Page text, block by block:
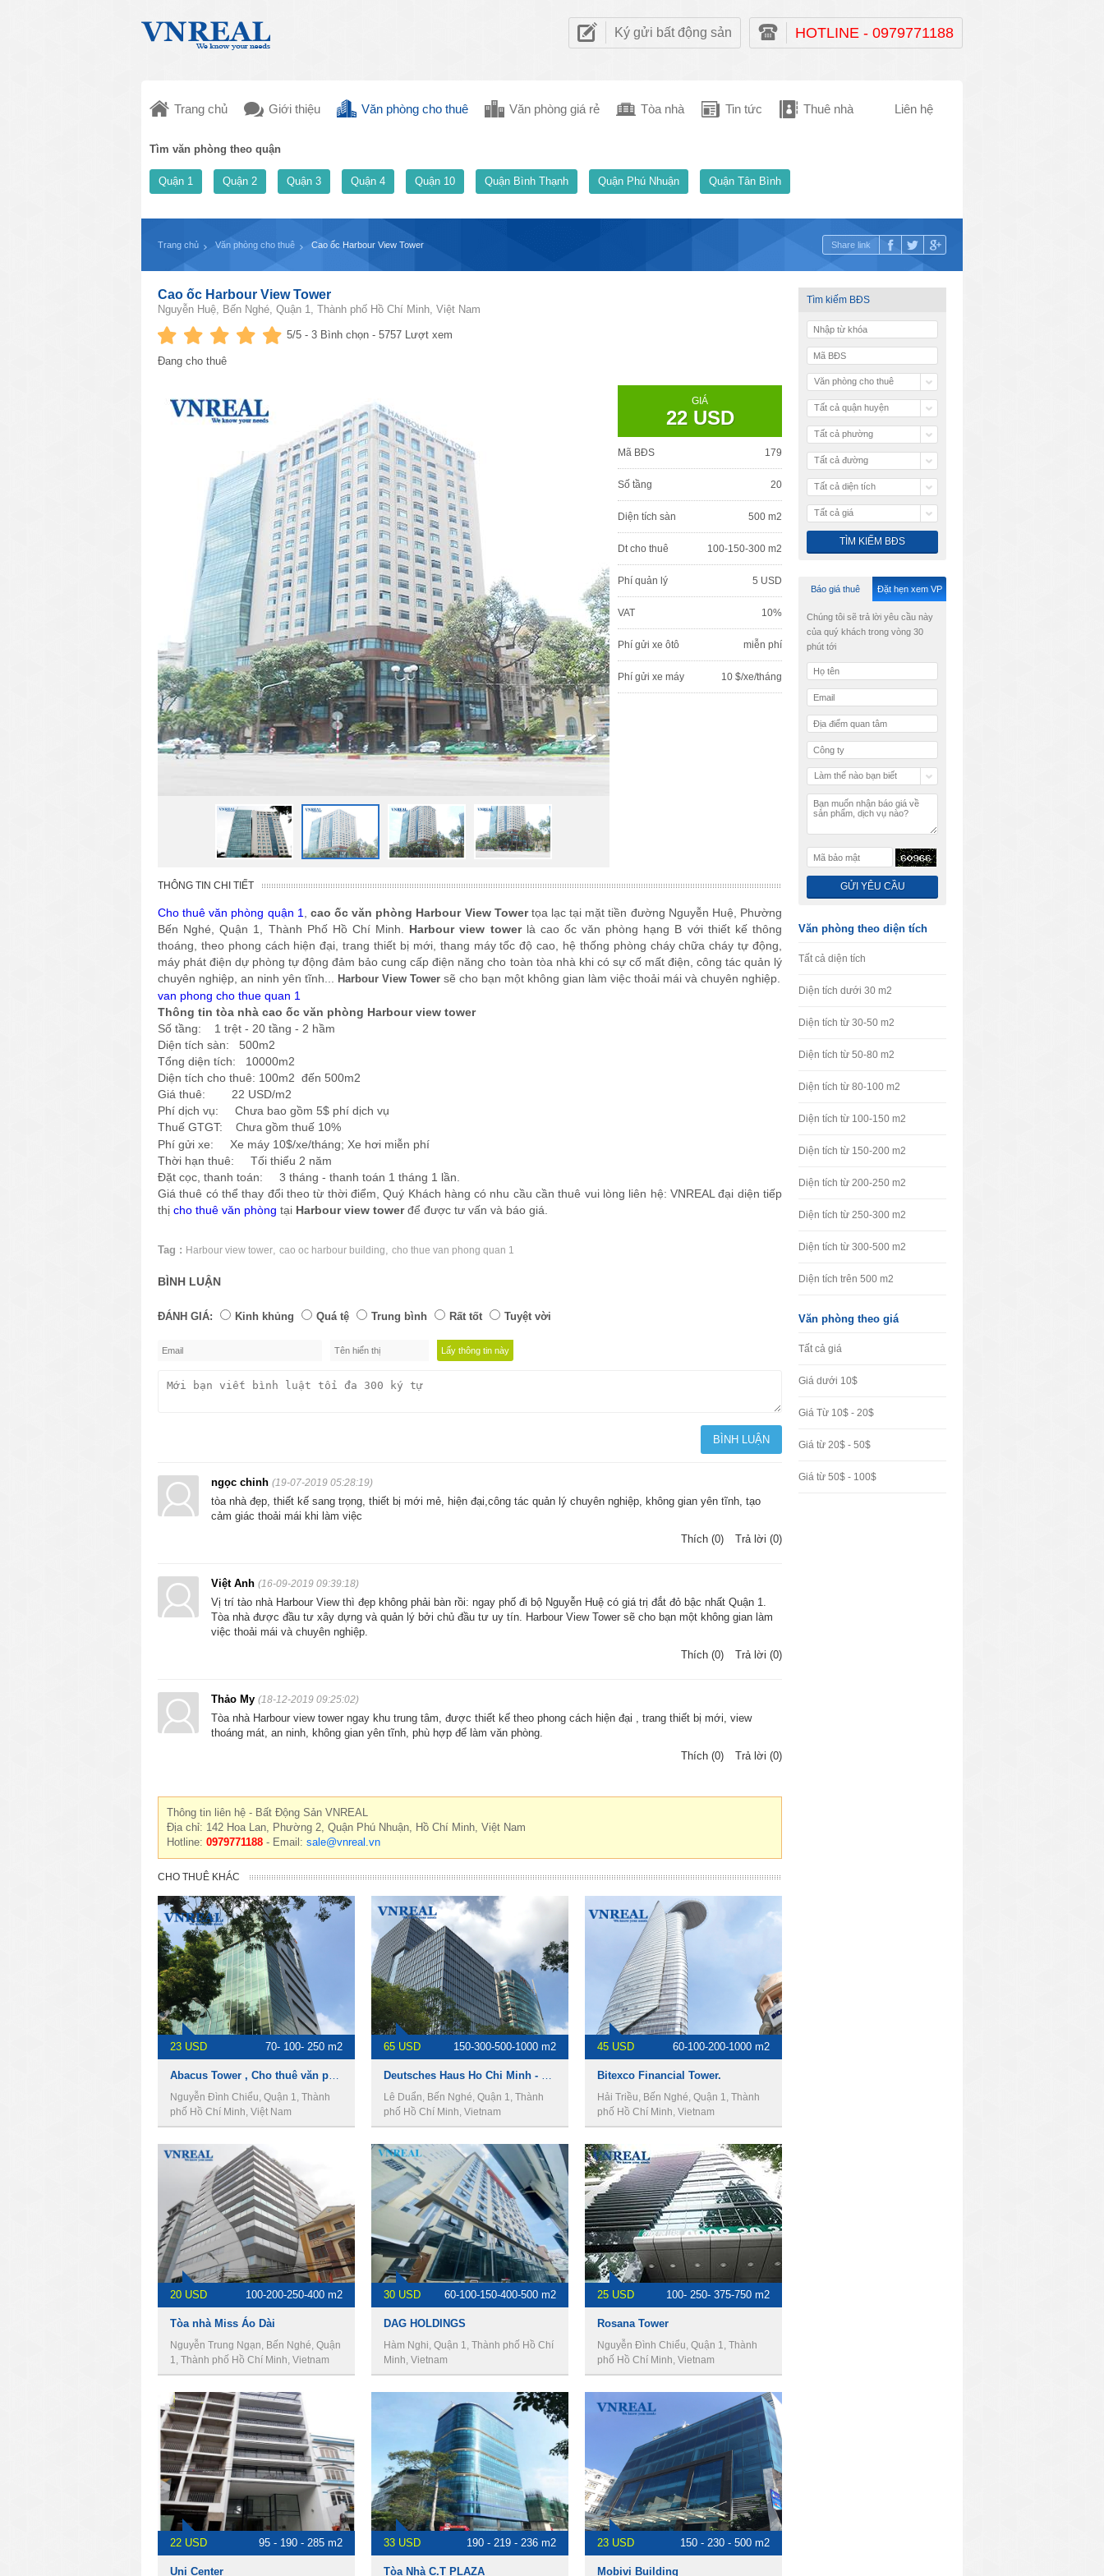
Ký gửi bất động sản HOTLINE - 0979771188
Trang chủ Giới thiệu Văn phòng cho thuê Văn phòng giá rẻ Tòa nhà Tin tức Thuê nhà Liên hệ
Tìm văn phòng theo quận
Quận 1 Quận 2 Quận 3 Quận 4 Quận 10 Quận Bình Thạnh Quận Phú Nhuận Quận Tân Bình
Trang chủ Văn phòng cho thuê ​Cao ốc Harbour View Tower Share link
​Cao ốc Harbour View Tower
Nguyễn Huệ, Bến Nghé, Quận 1, Thành phố Hồ Chí Minh, Việt Nam
5/5 - 3 Bình chọn - 5757 Lượt xem
Đang cho thuê
GIÁ
22 USD
Mã BĐS 179
Số tầng 20
Diện tích sàn 500 m2
Dt cho thuê 100-150-300 m2
Phí quản lý 5 USD
VAT 10%
Phí gửi xe ôtô miễn phí
Phí gửi xe máy 10 $/xe/tháng
Cho thuê văn phòng quận 1 cao ốc văn phòng Harbour View Towertọa lạc tại mặt tiền đường Nguyễn Huệ, Phường
Bến Nghé, Quận 1, Thành Phố Hồ Chí Minh.Harbour view towerlà cao ốc văn phòng hạng B với thiết kế thông
thoáng, theo phong cách hiện đại, trang thiết bị mới, thang máy tốc độ cao, hệ thống phòng cháy chữa cháy tự động,
chuyên nghiệp, an ninh yên tĩnh... Harbour View Towersẽ cho bạn một không gian làm việc thoải mái và chuyên nghiệp.
Thông tin tòa nhà cao ốc văn phòng Harbour view tower
Số tầng: 1 trệt - 20 tầng - 2 hầm
Diện tích sàn: 500m2
Tổng diện tích: 10000m2
Diện tích cho thuê: 100m2 đến 500m2
Giá thuê: 22 USD/m2
Phí dịch vụ: Chưa bao gồm 5$ phí dịch vụ
Thuế GTGT:Chưagồm thuế 10%
Phí gửi xe: Xe máy 10$/xe/tháng; Xe hơi miễn phí
Thời hạn thuê: Tối thiểu 2 năm
Đặt cọc, thanh toán: 3 tháng - thanh toán 1 tháng 1 lần.
Giá thuê có thể thay đổi theo từ thời điểm, Quý Khách hàng có nhu cầu cần thuê vui lòng liên hệ: VNREAL đại diện tiếp
thịcho thuê văn phòngtạiHarbour view tower
Tag : Harbour view tower,cao oc harbour building
BÌNH LUẬN
ngọc chinh(19-07-2019 05:28:19)
Thích (0)
Trả lời (0)
Việt Anh (16-09-2019 09:39:18)
Vị trí tào nhà Harbour View thì đẹp không phải bàn rồi: ngay phố đi bộ Nguyễn Huệ có giá trị đắt đỏ bậc nhất Quận 1.
Tòa nhà được đầu tư xây dựng và quản lý bởi chủ đầu tư uy tín. Harbour View Tower sẽ cho bạn một không gian làm
Thảo My(18-12-2019 09:25:02)
Tòa nhà Harbour view tower ngay khu trung tâm, được thiết kế theo phong cách hiện đại , trang thiết bị mới, view
thoáng mát, an ninh, không gian yên tĩnh, phù hợp để làm văn phòng.
Thích (0)
Trả lời (0)
Thông tin liên hệ - Bất Động Sản VNREAL
Địa chỉ: 142 Hoa Lan, Phường 2, Quận Phú Nhuận, Hồ Chí Minh, Việt Nam
23 USD 70- 100- 250 m2
Nguyễn Đình Chiểu, Quận 1, Thành
phố Hồ Chí Minh, Việt Nam
65 USD 150-300-500-1000 m2
Lê Duẩn, Bến Nghé, Quận 1, Thành
phố Hồ Chí Minh, Vietnam
45 USD 60-100-200-1000 m2
Bitexco Financial Tower.
Hải Triều, Bến Nghé, Quận 1, Thành
phố Hồ Chí Minh, Vietnam
20 USD 100-200-250-400 m2
Tòa nhà Miss Áo Dài
Nguyễn Trung Ngạn, Bến Nghé, Quận
1, Thành phố Hồ Chí Minh, Vietnam
30 USD 60-100-150-400-500 m2
DAG HOLDINGS
Hàm Nghi, Quận 1, Thành phố Hồ Chí
Minh, Vietnam
25 USD 100- 250- 375-750 m2
Rosana Tower
Nguyễn Đình Chiểu, Quận 1, Thành
phố Hồ Chí Minh, Vietnam
22 USD 95 - 190 - 285 m2
Uni Center
Ngô Văn Năm, Bến Nghé, Quận 1,
Thành phố Hồ Chí Minh, Vietnam
33 USD 190 - 219 - 236 m2
Tòa Nhà C.T PLAZA
Võ Văn Kiệt, Quận 1, Thành phố Hồ
Chí Minh, Vietnam
23 USD 150 - 230 - 500 m2
Mobivi Building
Đường Mai Thị Lựu, Đa Kao, Quận 1,
Thành phố Hồ Chí Minh, Vietnam
Tìm kiếm BĐS
Văn phòng cho thuê
Tất cả quận huyện
Tất cả phường
Tất cả đường
Tất cả diện tích
Tất cả giá
Báo giá thuê Đặt hẹn xem VP
Chúng tôi sẽ trả lời yêu cầu này
của quý khách trong vòng 30
phút tới
Làm thế nào bạn biết
Văn phòng theo diện tích
Tất cả diện tích
Diện tích dưới 30 m2
Diện tích từ 30-50 m2
Diện tích từ 50-80 m2
Diện tích từ 80-100 m2
Diện tích từ 100-150 m2
Diện tích từ 150-200 m2
Diện tích từ 200-250 m2
Diện tích từ 250-300 m2
Diện tích từ 300-500 m2
Diện tích trên 500 m2
Văn phòng theo giá
Tất cả giá
Giá dưới 10$
Giá Từ 10$ - 20$
Giá từ 20$ - 50$
Giá từ 50$ - 100$